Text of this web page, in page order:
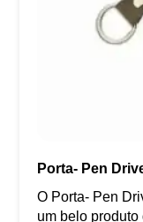
Porta- Pen
O Porta- Pen
um belo produto